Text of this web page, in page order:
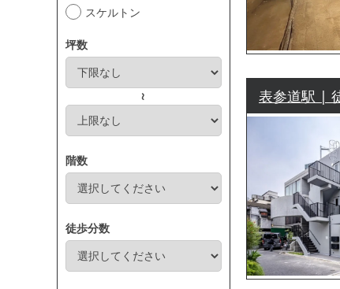
スケルトン
坪数
～
階数
徒歩分数
表参道駅 |